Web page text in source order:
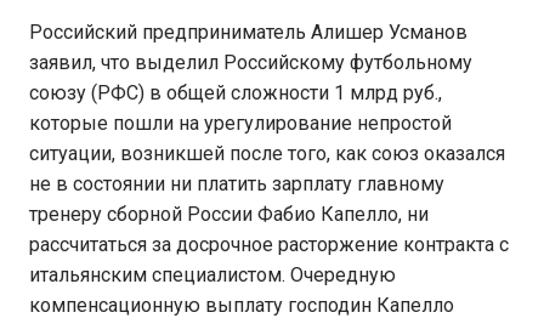
Российский предприниматель Алишер Усманов
заявил, что выделил Российскому футбольному
союзу (РФС) в общей сложности 1 млрд руб.,
которые пошли на урегулирование непростой
ситуации, возникшей после того, как союз оказался
не в состоянии ни платить зарплату главному
тренеру сборной России Фабио Капелло, ни
рассчитаться за досрочное расторжение контракта с
итальянским специалистом. Очередную
компенсационную выплату господин Капелло